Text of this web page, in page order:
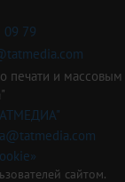
09 79
печати и массовым
сайтом.